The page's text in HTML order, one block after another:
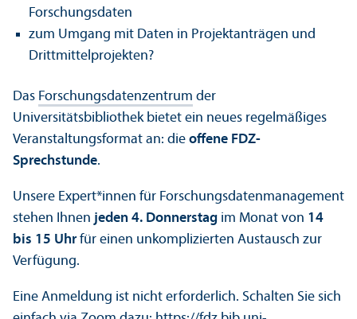
Forschungsdaten
zum Umgang mit Daten in Projektanträgen und
Drittmittelprojekten?
Das Forschungsdatenzentrum der
Universitätsbibliothek bietet ein neues regelmäßiges
Veranstaltungsformat an: die offene FDZ-
Sprechstunde.
Unsere Expert*innen für Forschungsdatenmanagement
stehen Ihnen jeden 4. Donnerstag im Monat von 14
bis 15 Uhrfür einen unkomplizierten Austausch zur
Verfügung.
Eine Anmeldung ist nicht erforderlich. Schalten Sie sich